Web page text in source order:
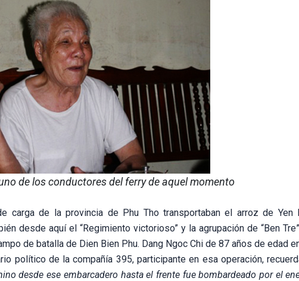
de los conductores del ferry de aquel momento
carga de la provincia de Phu Tho transportaban el arroz de Yen
desde aquí el “Regimiento victorioso” y la agrupación de “Ben
de batalla de Dien Bien Phu. Dang Ngoc Chi de 87 años de edad
político de la compañía 395, participante en esa operación,
desde ese embarcadero hasta el frente fue bombardeado por el